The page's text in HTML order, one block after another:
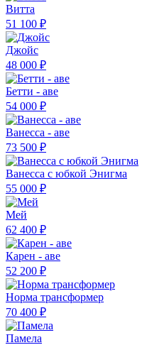
Витта
51 100 ₽
Джойс
48 000 ₽
Бетти - аве
54 000 ₽
Ванесса - аве
73 500 ₽
Ванесса с юбкой Энигма
55 000 ₽
Мей
62 400 ₽
Карен - аве
52 200 ₽
Норма трансформер
70 400 ₽
Памела